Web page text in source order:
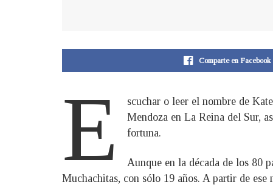
Comparte en Facebook
E
scuchar o leer el nombre de
Mendoza en La Reina del Sur,
fortuna.
Aunque en la década de los 80
Muchachitas, con sólo 19 años. A partir de ese